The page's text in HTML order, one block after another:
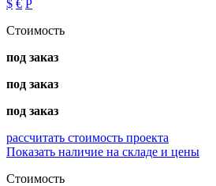
$ € Р
Стоимость
под заказ
под заказ
под заказ
рассчитать стоимость проекта
Показать наличие на складе и цены
Стоимость